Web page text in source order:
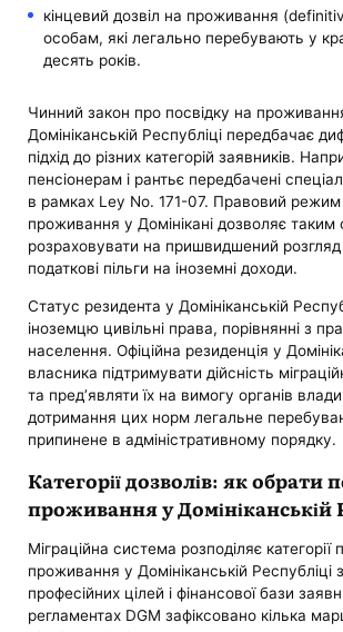
кінцевий дозвіл на проживання
особам, які легально перебувають у
десять років.
Чинний закон про посвідку на
Домініканській Республіці передбачає
підхід до різних категорій заявників.
пенсіонерам і рантьє передбачені
в рамках Ley No. 171-07. Правовий режим
проживання у Домінікані дозволяє таким
розраховувати на пришвидшений розгляд
податкові пільги на іноземні доходи.
Статус резидента у Домініканській
іноземцю цивільні права, порівнянні з
населення. Офіційна резиденція у
власника підтримувати дійсність
та пред’являти їх на вимогу органів
дотримання цих норм легальне
припинене в адміністративному порядку.
Категорії дозволів: як обрати
проживання у Домініканській
Міграційна система розподіляє категорії
проживання у Домініканській Республіці
професійних цілей і фінансової бази
регламентах DGM зафіксовано кілька